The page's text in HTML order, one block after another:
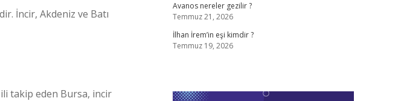
İncir, Akdeniz ve Batı
takip eden Bursa, incir
Avanos nereler gezilir ?
Temmuz 21, 2026
İlhan İrem’in eşi kimdir ?
Temmuz 19, 2026